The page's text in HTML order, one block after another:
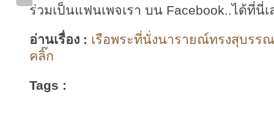
ร่วมเป็นแฟนเพจเรา บน Facebook..ได้ที่นี่เ
อ่านเรื่อง : เรือพระที่นั่งนารายณ์ทรงสุบรร
คลิ๊ก
Tags :